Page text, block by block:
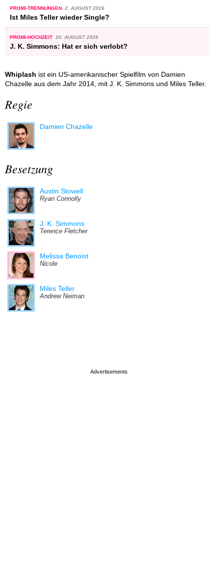
PROMI-TRENNUNGEN 2. AUGUST 2026
Ist Miles Teller wieder Single?
PROMI-HOCHZEIT 10. AUGUST 2026
J. K. Simmons: Hat er sich verlobt?
Whiplash ist ein US-amerikanischer Spielfilm von Damien
Chazelle aus dem Jahr 2014, mit J. K. Simmons und Miles Teller.
Regie
Damien Chazelle
Besetzung
Austin Stowell
Ryan Connolly
J. K. Simmons
Terence Fletcher
Melissa Benoist
Nicole
Miles Teller
Andrew Neiman